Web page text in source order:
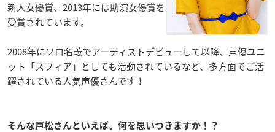
新人女優賞、2013年には助演女優賞を
受賞されています。
2008年にソロ名義でアーティストデビューして以降、声優ユニ
ット「スフィア」としても活動されているなど、多方面でご活
躍されている人気声優さんです！
そんな戸松さんといえば、何を思いつきますか！？